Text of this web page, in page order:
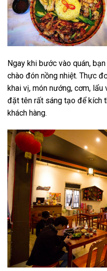
Ngay khi bước vào quán,
chào đón nồng nhiệt. Thực
khai vị, món nướng, cơm, lẩu
đặt tên rất sáng tạo để kích
khách hàng.